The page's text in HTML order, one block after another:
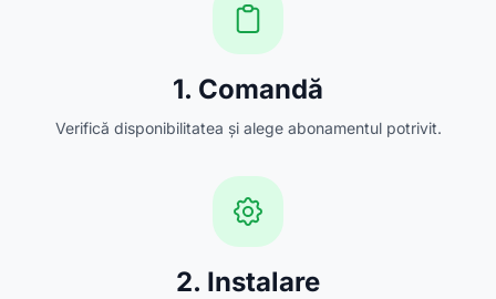
1. Comandă
Verifică disponibilitatea și alege abonamentul potrivit.
2. Instalare